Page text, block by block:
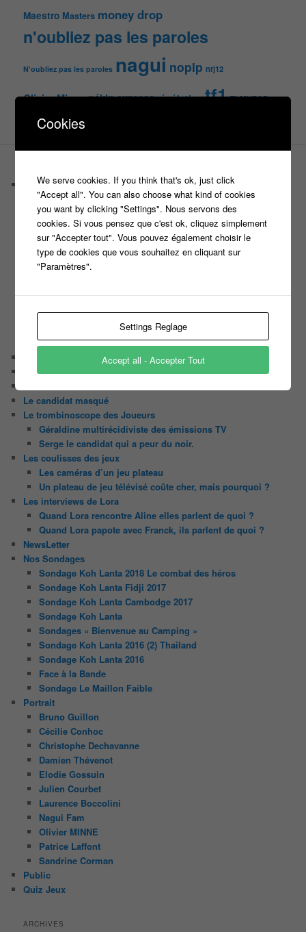
Maestro Masters money drop
n'oubliez pas les paroles
N'oubliez pas les paroles nagui noplp nrj12
Olivier Minne pékin express révélation tf1 TLMVPSP
tournagetv
Castings
C’est quoi un casteur ?
C’est quoi un directeur de casting ?
Harry
Motus
Slam
C’est quoi un casting ?
Les 12 coups de midi
Les Z’Amours
N’oubliez Pas Les Paroles
Tout le monde veut prendre sa place
Contact
Le candidat masqué
Le trombinoscope des Joueurs
Géraldine multirécidiviste des émissions TV
Serge le candidat qui a peur du noir.
Les coulisses des jeux
Les caméras d’un jeu plateau
Un plateau de jeu télévisé coûte cher, mais pourquoi ?
Les interviews de Lora
Quand Lora rencontre Aline elles parlent de quoi ?
Quand Lora papote avec Franck, ils parlent de quoi ?
NewsLetter
Nos Sondages
Sondage Koh Lanta 2018 Le combat des héros
Sondage Koh Lanta Fidji 2017
Sondage Koh Lanta Cambodge 2017
Sondage Koh Lanta
Sondages « Bienvenue au Camping »
Sondage Koh Lanta 2016 (2) Thailand
Sondage Koh Lanta 2016
Face à la Bande
Sondage Le Maillon Faible
Portrait
Bruno Guillon
Cécilie Conhoc
Christophe Dechavanne
Damien Thévenot
Elodie Gossuin
Julien Courbet
Laurence Boccolini
Nagui Fam
Olivier MINNE
Patrice Laffont
Sandrine Corman
Public
Quiz Jeux
ARCHIVES
Cookies
We serve cookies. If you think that's ok, just click
"Accept all". You can also choose what kind of cookies
you want by clicking "Settings". Nous servons des
cookies. Si vous pensez que c'est ok, cliquez simplement
sur "Accepter tout". Vous pouvez également choisir le
type de cookies que vous souhaitez en cliquant sur
"Paramètres".
Settings Reglage
Accept all - Accepter Tout